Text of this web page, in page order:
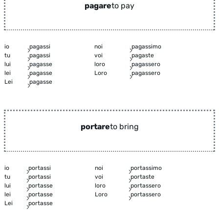
pagareto pay
io pagassi noi
pagassimo
tu
pagassi voi
pagaste
lui
pagasse loro
pagassero
lei
pagasse Loro
pagassero
Lei
pagasse
portareto bring
io portassi noi
portassimo
tu
portassi voi
portaste
lui
portasse loro
portassero
lei
portasse Loro
portassero
Lei
portasse